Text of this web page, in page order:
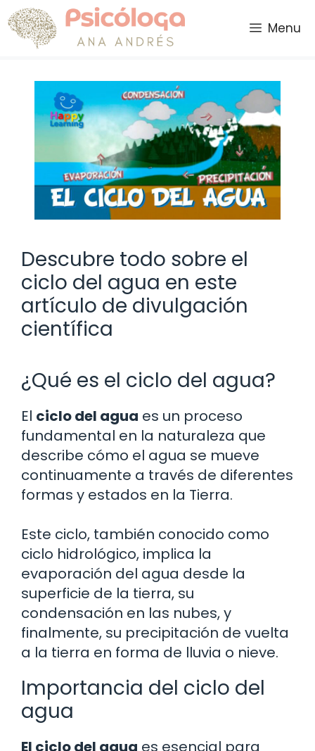
Saltar
al
contenido
Menu
Descubre todo sobre el
ciclo del agua en este
artículo de divulgación
científica
¿Qué es el ciclo del agua?
El ciclo del agua es un proceso
fundamental en la naturaleza que
describe cómo el agua se mueve
continuamente a través de diferentes
formas y estados en la Tierra.
Este ciclo, también conocido como
ciclo hidrológico, implica la
evaporación del agua desde la
superficie de la tierra, su
condensación en las nubes, y
finalmente, su precipitación de vuelta
a la tierra en forma de lluvia o nieve.
Importancia del ciclo del
agua
El ciclo del agua es esencial para